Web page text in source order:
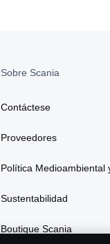
Sobre Scania
Contáctese
Proveedores
Política Medioambiental
Sustentabilidad
Boutique Scania